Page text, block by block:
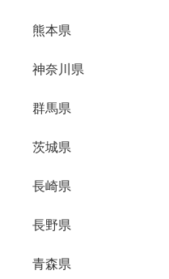
熊本県
神奈川県
群馬県
茨城県
長崎県
長野県
青森県